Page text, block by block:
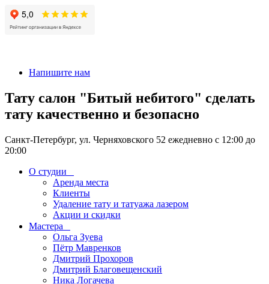
Напишите нам
Тату салон "Битый небитого" сделать
тату качественно и безопасно
Санкт-Петербург, ул. Черняховского 52 ежедневно с 12:00 до
20:00
О студии
Аренда места
Клиенты
Удаление тату и татуажа лазером
Акции и скидки
Мастера
Ольга Зуева
Пётр Мавренков
Дмитрий Прохоров
Дмитрий Благовещенский
Ника Логачева